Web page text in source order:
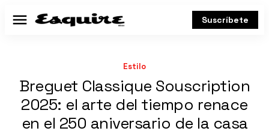
Menú Suscríbete
Estilo
Breguet Classique Souscription
2025: el arte del tiempo renace
en el 250 aniversario de la casa